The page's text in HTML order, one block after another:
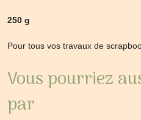
250 g
Pour tous vos travaux de
Vous pourriez
par